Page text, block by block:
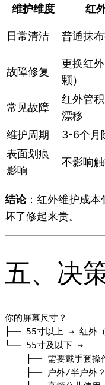
维护维度 红
日常清洁 普通抹
故障修复
更换红
颗）
常见故障
红外管
漂移
维护周期
3-6个月
表面划痕
影响
不影响
结论：红外维护成本
坏了修起来贵。
五、决
你的屏幕尺寸？
├── 55寸以上 → 红外（
└── 55寸及以下 →
├── 需要戴手套操
├── 户外/半户外